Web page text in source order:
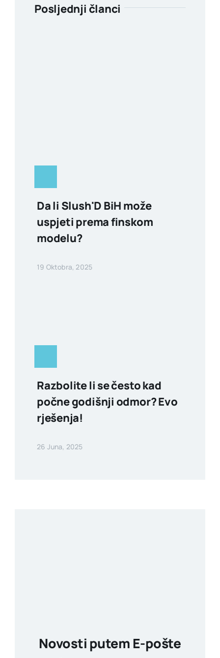
Posljednji članci
Da li Slush'D BiH može
uspjeti prema finskom
modelu?
19 Oktobra, 2025
Razbolite li se često kad
počne godišnji odmor? Evo
rješenja!
26 Juna, 2025
Novosti putem E-pošte